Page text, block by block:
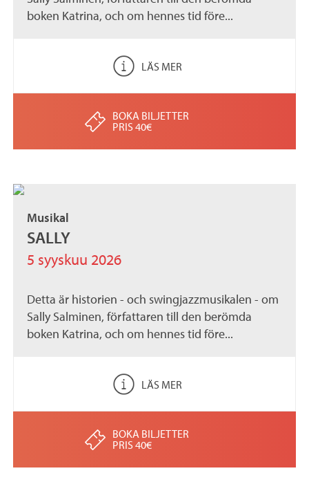
boken Katrina, och om hennes tid före...
LÄS MER
BOKA BILJETTER
PRIS 40€
Musikal
SALLY
5 syyskuu 2026
Detta är historien - och swingjazzmusikalen - om
Sally Salminen, författaren till den berömda
boken Katrina, och om hennes tid före...
LÄS MER
BOKA BILJETTER
PRIS 40€